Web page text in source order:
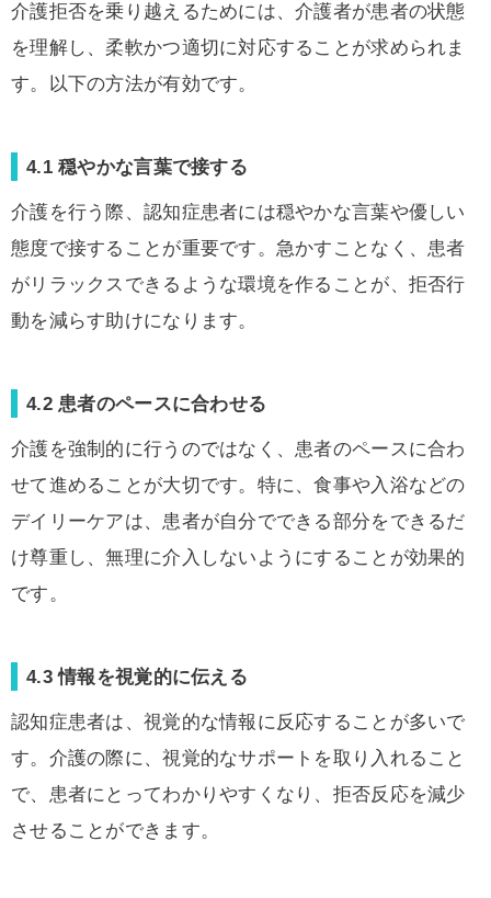
介護拒否を乗り越えるためには、介護者が患者の状態
を理解し、柔軟かつ適切に対応することが求められま
す。以下の方法が有効です。
4.1 穏やかな言葉で接する
介護を行う際、認知症患者には穏やかな言葉や優しい
態度で接することが重要です。急かすことなく、患者
がリラックスできるような環境を作ることが、拒否行
動を減らす助けになります。
4.2 患者のペースに合わせる
介護を強制的に行うのではなく、患者のペースに合わ
せて進めることが大切です。特に、食事や入浴などの
デイリーケアは、患者が自分でできる部分をできるだ
け尊重し、無理に介入しないようにすることが効果的
です。
4.3 情報を視覚的に伝える
認知症患者は、視覚的な情報に反応することが多いで
す。介護の際に、視覚的なサポートを取り入れること
で、患者にとってわかりやすくなり、拒否反応を減少
させることができます。